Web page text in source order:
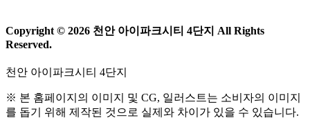
Copyright © 2026 천안 아이파크시티 4단지 All Rights
Reserved.
천안 아이파크시티 4단지
※ 본 홈페이지의 이미지 및 CG, 일러스트는 소비자의 이미지
를 돕기 위해 제작된 것으로 실제와 차이가 있을 수 있습니다.